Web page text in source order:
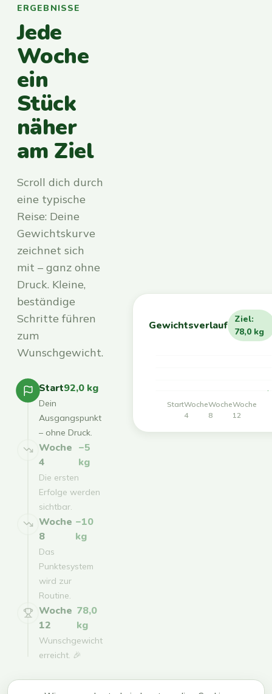
ERGEBNISSE
Jede
Woche
ein
Stück
näher
am Ziel
Scroll dich durch
eine typische
Reise: Deine
Gewichtskurve
zeichnet sich
mit – ganz ohne
Druck. Kleine,
beständige
Schritte führen
zum
Wunschgewicht.
Start92,0 kg
Dein
Ausgangspunkt
– ohne Druck.
Woche
4
−5
kg
Die ersten
Erfolge werden
sichtbar.
Woche
8
−10
kg
Das
Punktesystem
wird zur
Routine.
Woche
12
78,0
kg
Wunschgewicht
erreicht. 🎉
Gewichtsverlauf
Ziel:
78,0 kg
StartWoche
4
Woche
8
Woche
12